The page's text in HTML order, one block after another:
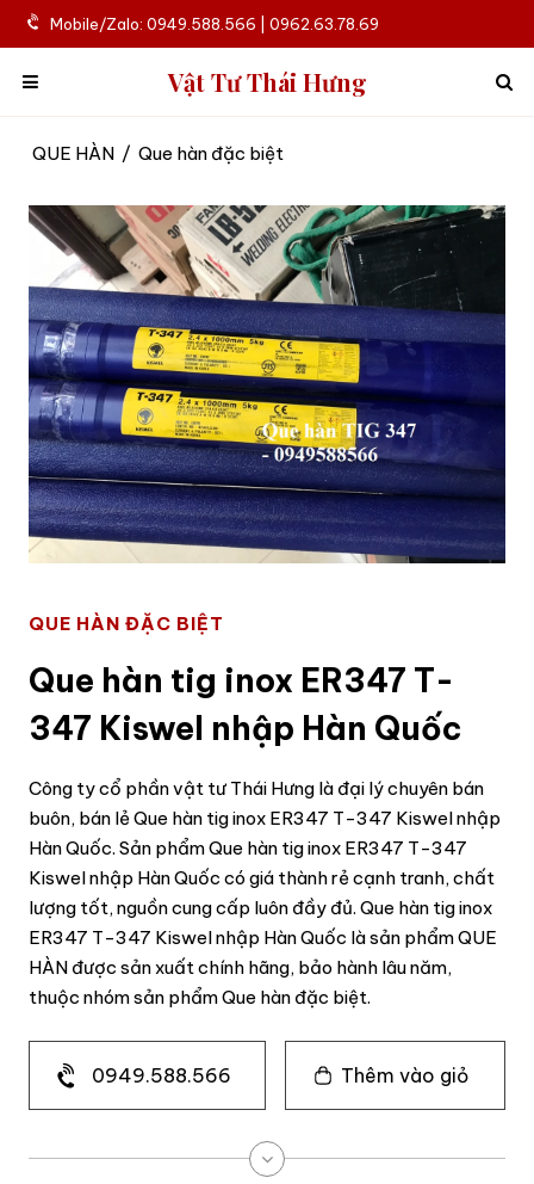
Mobile/Zalo: 0949.588.566 | 0962.63.78.69
Vật Tư Thái Hưng
QUE HÀN / Que hàn đặc biệt
QUE HÀN ĐẶC BIỆT
Que hàn tig inox ER347 T-
347 Kiswel nhập Hàn Quốc
Công ty cổ phần vật tư Thái Hưng là đại lý chuyên bán
buôn, bán lẻ Que hàn tig inox ER347 T-347 Kiswel nhập
Hàn Quốc. Sản phẩm Que hàn tig inox ER347 T-347
Kiswel nhập Hàn Quốc có giá thành rẻ cạnh tranh, chất
lượng tốt, nguồn cung cấp luôn đầy đủ. Que hàn tig inox
ER347 T-347 Kiswel nhập Hàn Quốc là sản phẩm QUE
HÀN được sản xuất chính hãng, bảo hành lâu năm,
thuộc nhóm sản phẩm Que hàn đặc biệt.
0949.588.566 Thêm vào giỏ